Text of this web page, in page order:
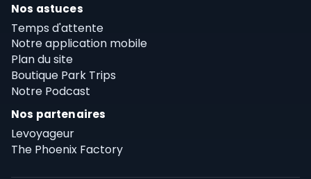
Nos astuces
Temps d'attente
Notre application mobile
Plan du site
Boutique Park Trips
Notre Podcast
Nos partenaires
Levoyageur
The Phoenix Factory